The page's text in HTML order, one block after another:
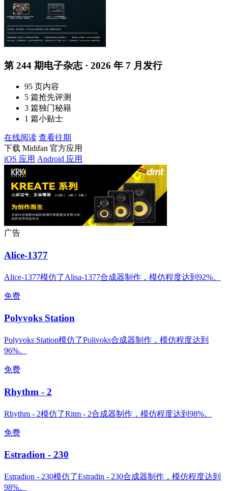
第 244 期电子杂志 · 2026 年 7 月发行
95 页内容
5 篇抢先评测
3 篇独门秘籍
1 篇小贴士
在线阅读 查看往期
下载 Midifan 官方应用
iOS 应用 Android 应用
广告
Alice-1377
Alice-1377模仿了Alisa-1377合成器制作，模仿程度达到92%。
免费
Polyvoks Station
Polyvoks Station模仿了Polivoks合成器制作，模仿程度达到
96%。
免费
Rhythm - 2
Rhythm - 2模仿了Ritm - 2合成器制作，模仿程度达到98%。
免费
Estradion - 230
Estradion - 230模仿了Estradin - 230合成器制作，模仿程度达到
98%。